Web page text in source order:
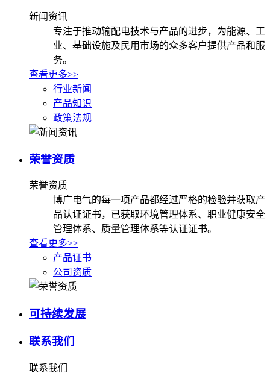
新闻资讯
专注于推动输配电技术与产品的进步，为能源、工
业、基础设施及民用市场的众多客户提供产品和服
务。
查看更多>>
行业新闻
产品知识
政策法规
荣誉资质
荣誉资质
博广电气的每一项产品都经过严格的检验并获取产
品认证证书，已获取环境管理体系、职业健康安全
管理体系、质量管理体系等认证证书。
查看更多>>
产品证书
公司资质
可持续发展
联系我们
联系我们